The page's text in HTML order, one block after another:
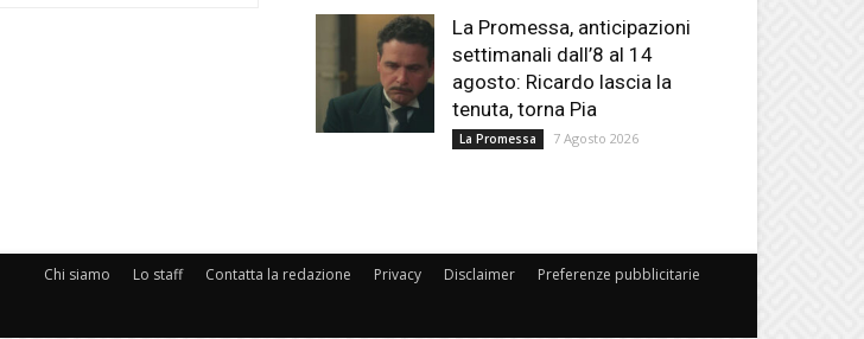
La Promessa, anticipazioni
settimanali dall’8 al 14
agosto: Ricardo lascia la
tenuta, torna Pia
La Promessa 7 Agosto 2026
Chi siamo Lo staff Contatta la redazione Privacy Disclaimer Preferenze pubblicitarie